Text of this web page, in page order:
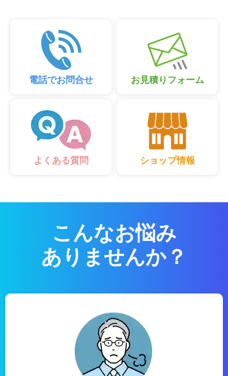
電話でお問合せ お見積りフォーム
よくある質問 ショップ情報
こんなお悩み
ありませんか？